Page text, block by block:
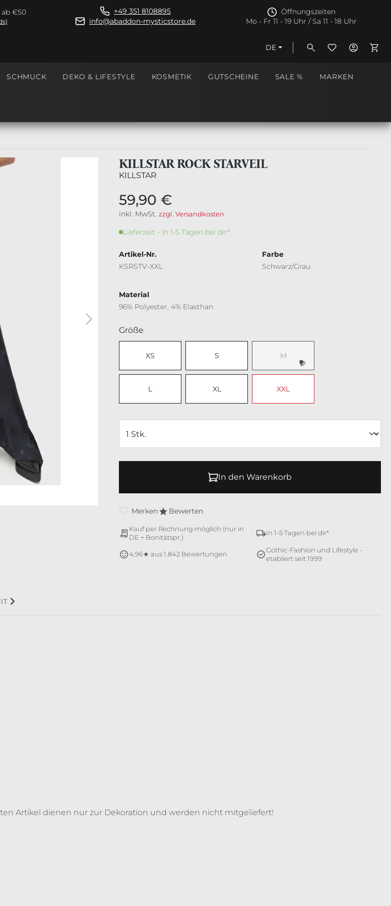
ab €50
+49 351 8108895
info@abaddon-mysticstore.de
Öffnungszeiten
Mo - Fr 11 - 19 Uhr / Sa 11 - 18 Uhr
DE
SCHMUCK DEKO & LIFESTYLE KOSMETIK GUTSCHEINE SALE % MARKEN
KILLSTAR ROCK STARVEIL
KILLSTAR
59,90 €
inkl. MwSt. zzgl. Versandkosten
Lieferzeit - In 1-5 Tagen bei dir*
Artikel-Nr.
KSRSTV-XXL
Farbe
Schwarz/Grau
Material
96% Polyester, 4% Elasthan
Größe
XS S M
L XL XXL
In den Warenkorb
Merken Bewerten
Kauf per Rechnung möglich (nur in
DE + Bonitätspr.)
In 1-5 Tagen bei dir*
4,96★ aus 1.842 Bewertungen
Gothic-Fashion und Lifestyle -
etabliert seit 1999
Artikel dienen nur zur Dekoration und werden nicht mitgeliefert!